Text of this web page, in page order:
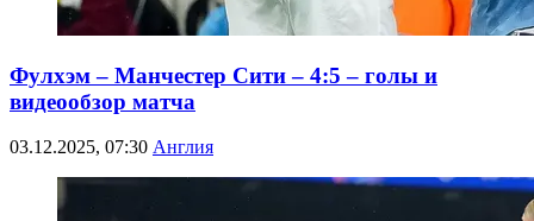
Фулхэм – Манчестер Сити – 4:5 – голы и
видеообзор матча
03.12.2025, 07:30 Англия